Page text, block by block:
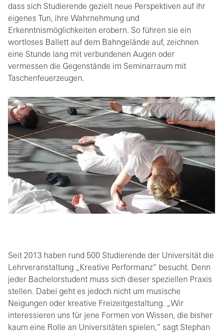
dass sich Studierende gezielt neue Perspektiven auf ihr
eigenes Tun, ihre Wahrnehmung und
Erkenntnismöglichkeiten erobern. So führen sie ein
wortloses Ballett auf dem Bahngelände auf, zeichnen
eine Stunde lang mit verbundenen Augen oder
vermessen die Gegenstände im Seminarraum mit
Taschenfeuerzeugen.
Seit 2013 haben rund 500 Studierende der Universität die
Lehrveranstaltung „Kreative Performanz“ besucht. Denn
jeder Bachelorstudent muss sich dieser speziellen Praxis
stellen. Dabei geht es jedoch nicht um musische
Neigungen oder kreative Freizeitgestaltung. „Wir
interessieren uns für jene Formen von Wissen, die bisher
kaum eine Rolle an Universitäten spielen,“ sagt Stephan